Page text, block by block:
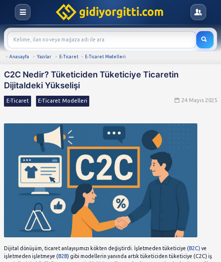
Anasayfa Yazılar E-Ticaret Modelleri
C2C Nedir? Tüketiciden Tüketiciye
Dijitaldeki Yükselişi
E-Ticaret E-Ticaret Modelleri